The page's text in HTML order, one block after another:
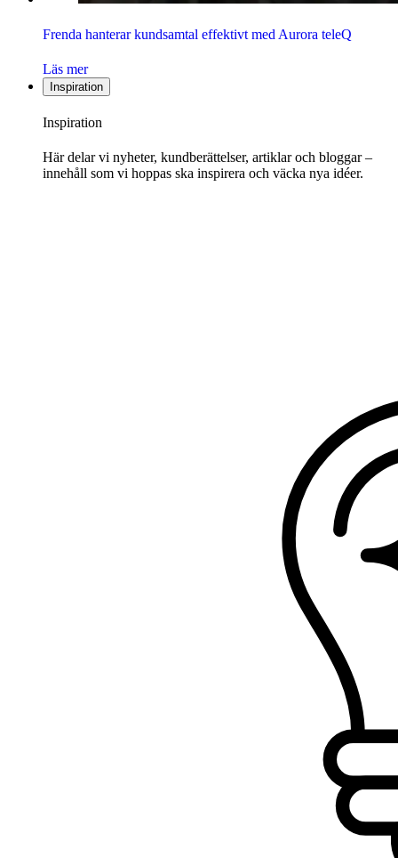
Frenda hanterar kundsamtal effektivt med Aurora teleQ
Läs mer
Inspiration
Inspiration
Här delar vi nyheter, kundberättelser, artiklar och bloggar –
innehåll som vi hoppas ska inspirera och väcka nya idéer.